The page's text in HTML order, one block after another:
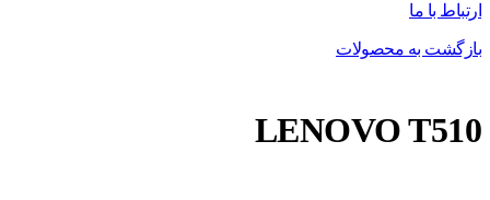
ارتباط با ما
بازگشت به محصولات
LENOVO T510